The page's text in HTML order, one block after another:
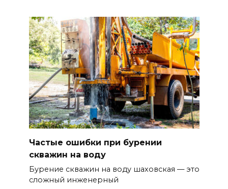
Частые ошибки при бурении
скважин на воду
Бурение скважин на воду шаховская — это
сложный инженерный